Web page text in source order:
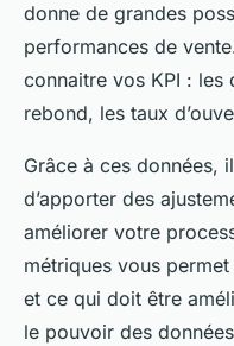
donne de grandes
performances de
connaitre vos KPI : les
rebond, les taux
Grâce à ces données,
d’apporter des
améliorer votre
métriques vous
et ce qui doit être
le pouvoir des